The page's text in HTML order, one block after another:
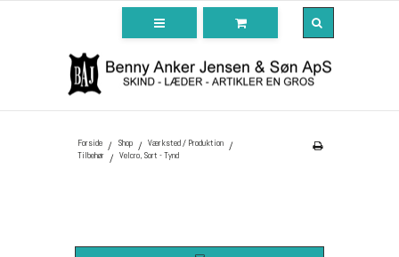
Forside / Shop / Værksted / Produktion /
Tilbehør / Velcro, Sort - Tynd